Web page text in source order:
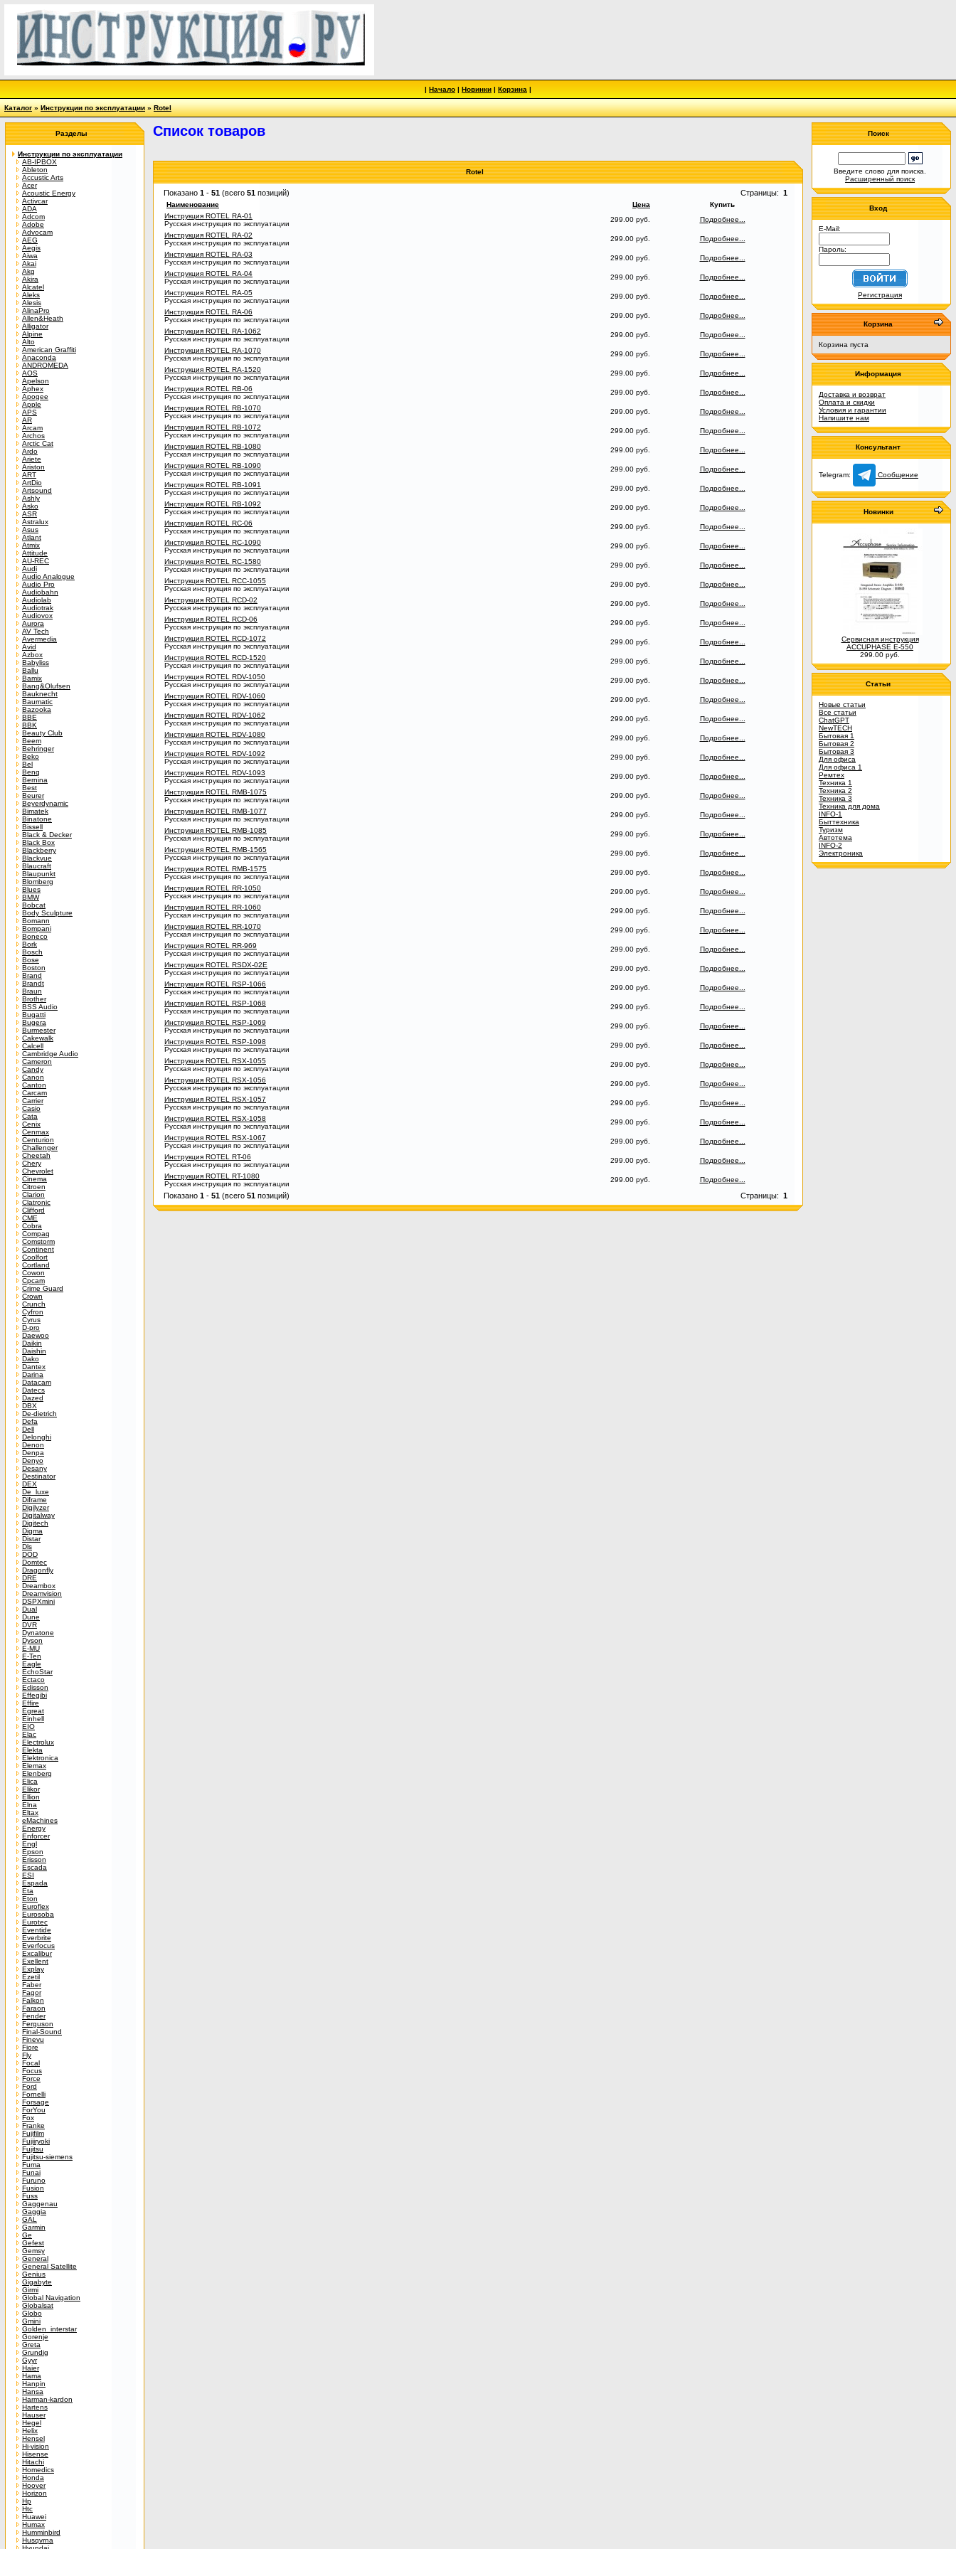
| Начало | Новинки | Корзина |
Каталог»Инструкции по эксплуатации»Rotel
Разделы
Инструкции по эксплуатации
AB-IPBOX
Ableton
Accustic Arts
Acer
Acoustic Energy
Activcar
ADA
Adcom
Adobe
Advocam
AEG
Aegis
Aiwa
Akai
Akg
Akira
Alcatel
Aleks
Alesis
AlinaPro
Allen&Heath
Alligator
Alpine
Alto
American Graffiti
Anaconda
ANDROMEDA
AOS
Apelson
Aphex
Apogee
Apple
APS
AR
Arcam
Archos
Arctic Cat
Ardo
Ariete
Ariston
ART
ArtDio
Artsound
Ashly
Asko
ASR
Astralux
Asus
Atlant
Atmix
Attitude
AU-REC
Audi
Audio Analogue
Audio Pro
Audiobahn
Audiolab
Audiotrak
Audiovox
Aurora
AV Tech
Avermedia
Avid
Azbox
Babyliss
Ballu
Bamix
Bang&Olufsen
Bauknecht
Baumatic
Bazooka
BBE
BBK
Beauty Club
Beem
Behringer
Beko
Bel
Benq
Bernina
Best
Beurer
Beyerdynamic
Bimatek
Binatone
Bissell
Black & Decker
Black Box
Blackberry
Blackvue
Blaucraft
Blaupunkt
Blomberg
Blues
BMW
Bobcat
Body Sculpture
Bomann
Bompani
Boneco
Bork
Bosch
Bose
Boston
Brand
Brandt
Braun
Brother
BSS Audio
Bugatti
Bugera
Burmester
Cakewalk
Calcell
Cambridge Audio
Cameron
Candy
Canon
Canton
Carcam
Carrier
Casio
Cata
Cenix
Cenmax
Centurion
Challenger
Cheetah
Chery
Chevrolet
Cinema
Citroen
Clarion
Clatronic
Clifford
CME
Cobra
Compaq
Comstorm
Continent
Coolfort
Cortland
Cowon
Cpcam
Crime Guard
Crown
Crunch
Cyfron
Cyrus
D-pro
Daewoo
Daikin
Daishin
Dako
Dantex
Darina
Datacam
Datecs
Dazed
DBX
De-dietrich
Defa
Dell
Delonghi
Denon
Denpa
Denyo
Desany
Destinator
DEX
De_luxe
Diframe
Digilyzer
Digitalway
Digitech
Digma
Distar
Dls
DOD
Domtec
Dragonfly
DRE
Dreambox
Dreamvision
DSPXmini
Dual
Dune
DVR
Dynatone
Dyson
E-MU
E-Ten
Eagle
EchoStar
Ectaco
Edisson
Effegibi
Effire
Egreat
Einhell
EIO
Elac
Electrolux
Elekta
Elektronica
Elemax
Elenberg
Elica
Elikor
Ellion
Elna
Eltax
eMachines
Energy
Enforcer
Engl
Epson
Erisson
Escada
ESI
Espada
Eta
Eton
Euroflex
Eurosoba
Eurotec
Eventide
Everbrite
Everfocus
Excalibur
Exellent
Explay
Ezetil
Faber
Fagor
Falkon
Faraon
Fender
Ferguson
Final-Sound
Finevu
Fiore
Fly
Focal
Focus
Force
Ford
Fornelli
Forsage
ForYou
Fox
Franke
Fujifilm
Fujiiryoki
Fujitsu
Fujitsu-siemens
Fuma
Funai
Furuno
Fusion
Fuss
Gaggenau
Gaggia
GAL
Garmin
Ge
Gefest
Gemsy
General
General Satellite
Genius
Gigabyte
Girmi
Global Navigation
Globalsat
Globo
Gmini
Golden_interstar
Gorenje
Greta
Grundig
Gyyr
Haier
Hama
Hanpin
Hansa
Harman-kardon
Hartens
Hauser
Hegel
Helix
Hensel
Hi-vision
Hisense
Hitachi
Homedics
Honda
Hoover
Horizon
Hp
Htc
Huawei
Humax
Humminbird
Husqvrna
Список товаров
Rotel
Показано 1 - 51 (всего 51 позиций) Страницы: 1
Наименование Цена
Купить
Инструкция ROTEL RA-01
Русская инструкция по эксплуатации
299.00 руб.
Подробнее...
Инструкция ROTEL RA-02
Русская инструкция по эксплуатации
299.00 руб.
Подробнее...
Инструкция ROTEL RA-03
Русская инструкция по эксплуатации
299.00 руб.
Подробнее...
Инструкция ROTEL RA-04
Русская инструкция по эксплуатации
299.00 руб.
Подробнее...
Инструкция ROTEL RA-05
Русская инструкция по эксплуатации
299.00 руб.
Подробнее...
Инструкция ROTEL RA-06
Русская инструкция по эксплуатации
299.00 руб.
Подробнее...
Инструкция ROTEL RA-1062
Русская инструкция по эксплуатации
299.00 руб.
Подробнее...
Инструкция ROTEL RA-1070
Русская инструкция по эксплуатации
299.00 руб.
Подробнее...
Инструкция ROTEL RA-1520
Русская инструкция по эксплуатации
299.00 руб.
Подробнее...
Инструкция ROTEL RB-06
Русская инструкция по эксплуатации
299.00 руб.
Подробнее...
Инструкция ROTEL RB-1070
Русская инструкция по эксплуатации
299.00 руб.
Подробнее...
Инструкция ROTEL RB-1072
Русская инструкция по эксплуатации
299.00 руб.
Подробнее...
Инструкция ROTEL RB-1080
Русская инструкция по эксплуатации
299.00 руб.
Подробнее...
Инструкция ROTEL RB-1090
Русская инструкция по эксплуатации
299.00 руб.
Подробнее...
Инструкция ROTEL RB-1091
Русская инструкция по эксплуатации
299.00 руб.
Подробнее...
Инструкция ROTEL RB-1092
Русская инструкция по эксплуатации
299.00 руб.
Подробнее...
Инструкция ROTEL RC-06
Русская инструкция по эксплуатации
299.00 руб.
Подробнее...
Инструкция ROTEL RC-1090
Русская инструкция по эксплуатации
299.00 руб.
Подробнее...
Инструкция ROTEL RC-1580
Русская инструкция по эксплуатации
299.00 руб.
Подробнее...
Инструкция ROTEL RCC-1055
Русская инструкция по эксплуатации
299.00 руб.
Подробнее...
Инструкция ROTEL RCD-02
Русская инструкция по эксплуатации
299.00 руб.
Подробнее...
Инструкция ROTEL RCD-06
Русская инструкция по эксплуатации
299.00 руб.
Подробнее...
Инструкция ROTEL RCD-1072
Русская инструкция по эксплуатации
299.00 руб.
Подробнее...
Инструкция ROTEL RCD-1520
Русская инструкция по эксплуатации
299.00 руб.
Подробнее...
Инструкция ROTEL RDV-1050
Русская инструкция по эксплуатации
299.00 руб.
Подробнее...
Инструкция ROTEL RDV-1060
Русская инструкция по эксплуатации
299.00 руб.
Подробнее...
Инструкция ROTEL RDV-1062
Русская инструкция по эксплуатации
299.00 руб.
Подробнее...
Инструкция ROTEL RDV-1080
Русская инструкция по эксплуатации
299.00 руб.
Подробнее...
Инструкция ROTEL RDV-1092
Русская инструкция по эксплуатации
299.00 руб.
Подробнее...
Инструкция ROTEL RDV-1093
Русская инструкция по эксплуатации
299.00 руб.
Подробнее...
Инструкция ROTEL RMB-1075
Русская инструкция по эксплуатации
299.00 руб.
Подробнее...
Инструкция ROTEL RMB-1077
Русская инструкция по эксплуатации
299.00 руб.
Подробнее...
Инструкция ROTEL RMB-1085
Русская инструкция по эксплуатации
299.00 руб.
Подробнее...
Инструкция ROTEL RMB-1565
Русская инструкция по эксплуатации
299.00 руб.
Подробнее...
Инструкция ROTEL RMB-1575
Русская инструкция по эксплуатации
299.00 руб.
Подробнее...
Инструкция ROTEL RR-1050
Русская инструкция по эксплуатации
299.00 руб.
Подробнее...
Инструкция ROTEL RR-1060
Русская инструкция по эксплуатации
299.00 руб.
Подробнее...
Инструкция ROTEL RR-1070
Русская инструкция по эксплуатации
299.00 руб.
Подробнее...
Инструкция ROTEL RR-969
Русская инструкция по эксплуатации
299.00 руб.
Подробнее...
Инструкция ROTEL RSDX-02E
Русская инструкция по эксплуатации
299.00 руб.
Подробнее...
Инструкция ROTEL RSP-1066
Русская инструкция по эксплуатации
299.00 руб.
Подробнее...
Инструкция ROTEL RSP-1068
Русская инструкция по эксплуатации
299.00 руб.
Подробнее...
Инструкция ROTEL RSP-1069
Русская инструкция по эксплуатации
299.00 руб.
Подробнее...
Инструкция ROTEL RSP-1098
Русская инструкция по эксплуатации
299.00 руб.
Подробнее...
Инструкция ROTEL RSX-1055
Русская инструкция по эксплуатации
299.00 руб.
Подробнее...
Инструкция ROTEL RSX-1056
Русская инструкция по эксплуатации
299.00 руб.
Подробнее...
Инструкция ROTEL RSX-1057
Русская инструкция по эксплуатации
299.00 руб.
Подробнее...
Инструкция ROTEL RSX-1058
Русская инструкция по эксплуатации
299.00 руб.
Подробнее...
Инструкция ROTEL RSX-1067
Русская инструкция по эксплуатации
299.00 руб.
Подробнее...
Инструкция ROTEL RT-06
Русская инструкция по эксплуатации
299.00 руб.
Подробнее...
Инструкция ROTEL RT-1080
Русская инструкция по эксплуатации
299.00 руб. Подробнее...
Показано 1 - 51 (всего 51 позиций) Страницы: 1
Поиск
Введите слово для поиска.
Расширенный поиск
Вход
E-Mail:
Пароль:
Регистрация
Корзина
Корзина пуста
Информация
Доставка и возврат
Оплата и скидки
Условия и гарантии
Напишите нам
Консультант
Telegram: Сообщение
Новинки
Сервисная инструкция
ACCUPHASE E-550
299.00 руб.
Статьи
Новые статьи
Все статьи
ChatGPT
NewTECH
Бытовая 1
Бытовая 2
Бытовая 3
Для офиса
Для офиса 1
Ремтех
Техника 1
Техника 2
Техника 3
Техника для дома
INFO-1
Быттехника
Туризм
Автотема
INFO-2
Электроника